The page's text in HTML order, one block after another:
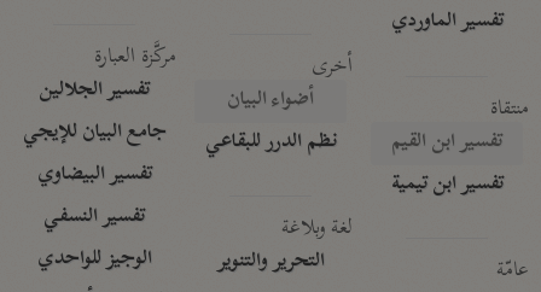
تفسير الماوردي
منتقاة
تفسير ابن القيم
تفسير ابن تيمية
عامّة
أخرى
أضواء البيان
نظم الدرر للبقاعي
لغة وبلاغة
التحرير والتنوير
مركَّزة العبارة
تفسير الجلالين
جامع البيان للإيجي
تفسير البيضاوي
تفسير النسفي
الوجيز للواحدي